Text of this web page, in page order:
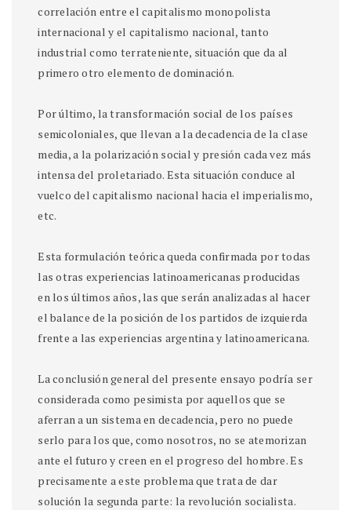
correlación entre el capitalismo monopolista
internacional y el capitalismo nacional, tanto
industrial como terrateniente, situación que da al
primero otro elemento de dominación.
Por último, la transformación social de los países
semicoloniales, que llevan a la decadencia de la clase
media, a la polarización social y presión cada vez más
intensa del proletariado. Esta situación conduce al
vuelco del capitalismo nacional hacia el imperialismo,
etc.
Esta formulación teórica queda confirmada por todas
las otras experiencias latinoamericanas producidas
en los últimos años, las que serán analizadas al hacer
el balance de la posición de los partidos de izquierda
frente a las experiencias argentina y latinoamericana.
La conclusión general del presente ensayo podría ser
considerada como pesimista por aquellos que se
aferran a un sistema en decadencia, pero no puede
serlo para los que, como nosotros, no se atemorizan
ante el futuro y creen en el progreso del hombre. Es
precisamente a este problema que trata de dar
solución la segunda parte: la revolución socialista.